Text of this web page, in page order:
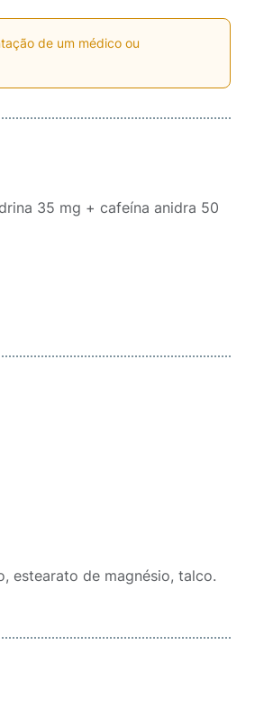
de um médico ou
35 mg + cafeína anidra 50
estearato de magnésio, talco.